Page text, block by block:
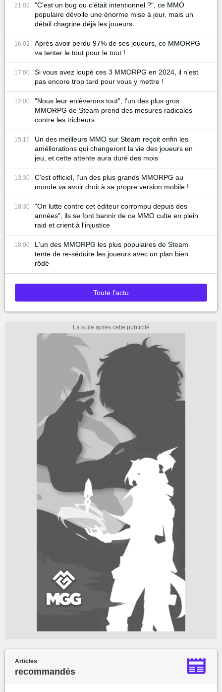
21:02
"C’est un bug ou c’était intentionnel ?", ce MMO
populaire dévoile une énorme mise à jour, mais un
détail chagrine déjà les joueurs
16:02
Après avoir perdu 97% de ses joueurs, ce MMORPG
va tenter le tout pour le tout !
17:00
Si vous avez loupé ces 3 MMORPG en 2024, il n'est
pas encore trop tard pour vous y mettre !
12:00
"Nous leur enlèverons tout", l'un des plus gros
MMORPG de Steam prend des mesures radicales
contre les tricheurs
15:15
Un des meilleurs MMO sur Steam reçoit enfin les
améliorations qui changeront la vie des joueurs en
jeu, et cette attente aura duré des mois
13:30
C'est officiel, l'un des plus grands MMORPG au
monde va avoir droit à sa propre version mobile !
18:30
"On lutte contre cet éditeur corrompu depuis des
années", ils se font bannir de ce MMO culte en plein
raid et crient à l'injustice
18:00
L'un des MMORPG les plus populaires de Steam
tente de re-séduire les joueurs avec un plan bien
rôdé
Toute l'actu
Articles
recommandés